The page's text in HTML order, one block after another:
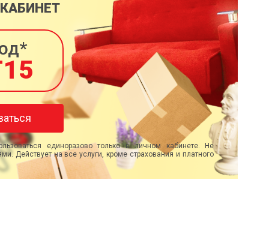
единоразово только в личном кабинете. Не
Действует на все услуги, кроме страхования и платного